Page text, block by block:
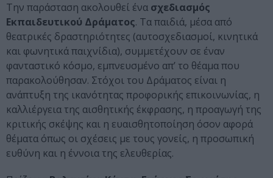
Την παράσταση ακολουθεί ένα σχεδιασμός
Εκπαιδευτικού Δράματος. Τα παιδιά, μέσα από
θεατρικές δραστηριότητες (αυτοσχεδιασμοί, κινητικά
και φωνητικά παιχνίδια), συμμετέχουν σε έναν
φανταστικό κόσμο, εμπνευσμένο απ’ το θέαμα που
παρακολούθησαν. Στόχοι του Δράματος είναι η
ανάπτυξη της ικανότητας προφορικής επικοινωνίας, η
καλλιέργεια της αισθητικής έκφρασης, η προαγωγή της
κριτικής σκέψης και η ευαισθητοποίηση όσον αφορά
θέματα όπως οι σχέσεις με τους γονείς, η προσωπική
ευθύνη και η έννοια της ελευθερίας.